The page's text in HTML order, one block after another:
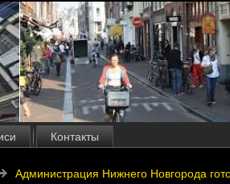
Контакты
Администрация Нижнего Новгорода